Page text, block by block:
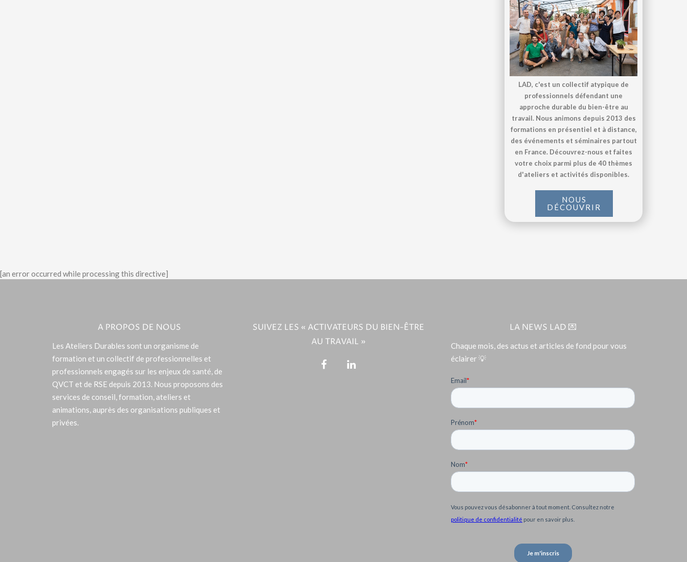
LAD, c'est un collectif atypique de
professionnels défendant une
approche durable du bien-être au
travail. Nous animons depuis 2013 des
formations en présentiel et à distance,
des événements et séminaires partout
en France. Découvrez-nous et faites
votre choix parmi plus de 40 thèmes
d'ateliers et activités disponibles.
NOUS
DÉCOUVRIR
[an error occurred while processing this directive]
A PROPOS DE NOUS
Les Ateliers Durables sont un organisme de
formation et un collectif de professionnelles et
professionnels engagés sur les enjeux de santé, de
QVCT et de RSE depuis 2013. Nous proposons des
services de conseil, formation, ateliers et
animations, auprès des organisations publiques et
privées.
SUIVEZ LES « ACTIVATEURS DU BIEN-ÊTRE
AU TRAVAIL »
LA NEWS LAD 💌
Chaque mois, des actus et articles de fond pour vous
éclairer 💡